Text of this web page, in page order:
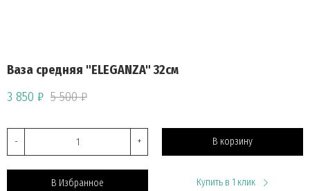
Ваза средняя "ELEGANZA" 32см
3 850 ₽ 5 500 ₽
- + В корзину
В Избранное Купить в 1 клик